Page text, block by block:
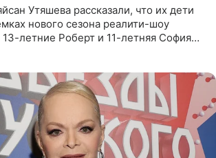
Утяшева рассказали, что их дети
нового сезона реалити-шоу
летние Роберт и 11-летняя София